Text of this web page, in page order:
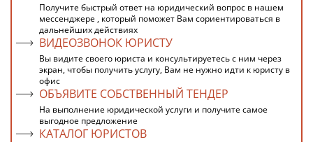
Получите быстрый ответ на юридический вопрос в нашем
мессенджере , который поможет Вам сориентироваться в
дальнейших действиях
ВИДЕОЗВОНОК ЮРИСТУ
Вы видите своего юриста и консультируетесь с ним через
экран, чтобы получить услугу, Вам не нужно идти к юристу в
офис
ОБЪЯВИТЕ СОБСТВЕННЫЙ ТЕНДЕР
На выполнение юридической услуги и получите самое
выгодное предложение
КАТАЛОГ ЮРИСТОВ